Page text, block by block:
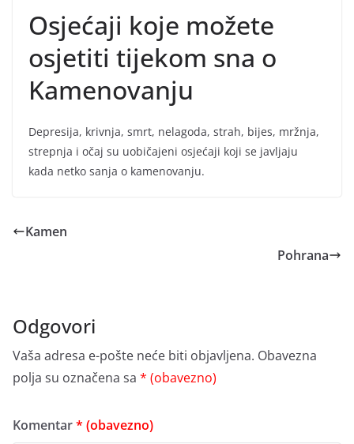
Osjećaji koje možete
osjetiti tijekom sna o
Kamenovanju
Depresija, krivnja, smrt, nelagoda, strah, bijes, mržnja,
strepnja i očaj su uobičajeni osjećaji koji se javljaju
kada netko sanja o kamenovanju.
Kamen
Pohrana
Odgovori
Vaša adresa e-pošte neće biti objavljena. Obavezna
polja su označena sa * (obavezno)
Komentar* (obavezno)